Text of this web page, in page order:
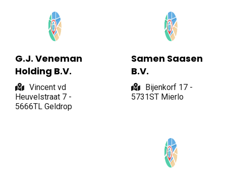
G.J. Veneman
Holding B.V.
Vincent vd
Heuvelstraat 7 -
5666TL Geldrop
Samen Saasen
B.V.
Bijenkorf 17 -
5731ST Mierlo